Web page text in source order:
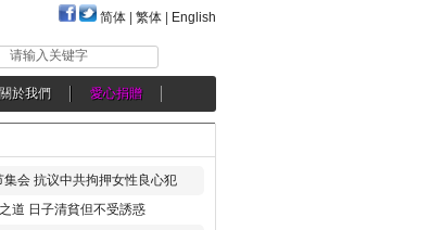
简体 繁体 English
请输入关键字
關於我們 愛心捐贈
会 抗议中共拘押女性良心犯
道 日子清貧但不受誘惑